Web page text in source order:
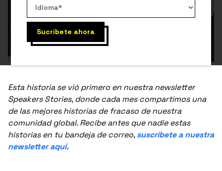
Esta historia se vió primero en nuestra newsletter
Speakers Stories, donde cada mes compartimos una
de las mejores historias de fracaso de nuestra
comunidad global. Recibe antes que nadie estas
historias en tu bandeja de correo,suscríbete a nuestra
newsletter aquí.